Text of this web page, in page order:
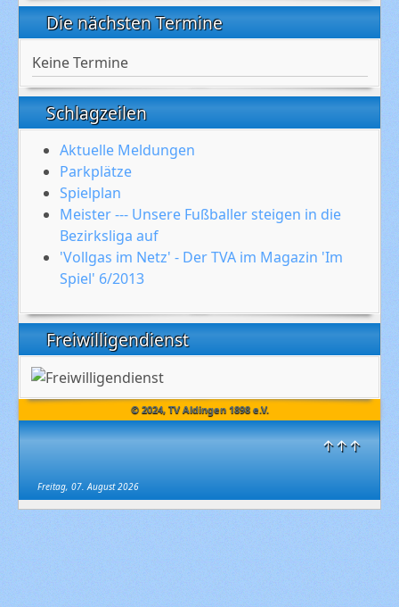
© 2024, TV Aldingen 1898 e.V.
↑↑↑
Freitag, 07. August 2026
Die nächsten Termine
Keine Termine
Schlagzeilen
Aktuelle Meldungen
Parkplätze
Spielplan
Meister --- Unsere Fußballer steigen in die
Bezirksliga auf
'Vollgas im Netz' - Der TVA im Magazin 'Im
Spiel' 6/2013
Freiwilligendienst